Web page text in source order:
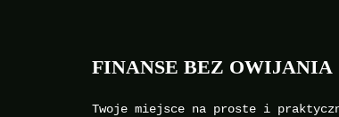
FINANSE BEZ OWIJANIA
Twoje miejsce na proste i